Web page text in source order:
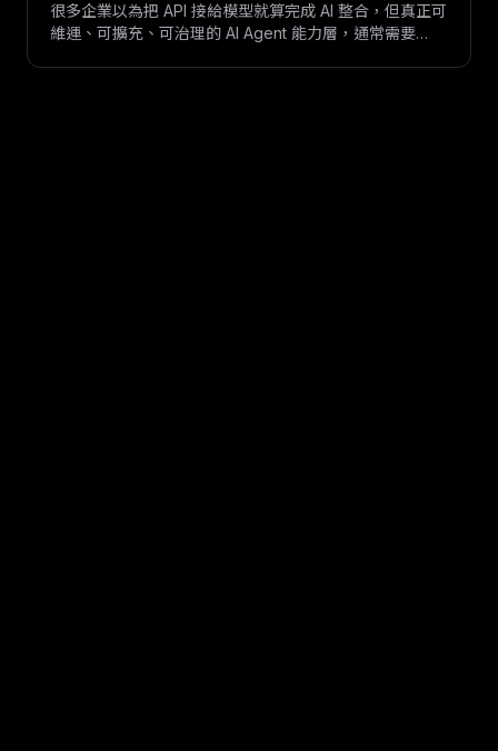
很多企業以為把 API 接給模型就算完成 AI 整合，但真正可
維運、可擴充、可治理的 AI Agent 能力層，通常需要